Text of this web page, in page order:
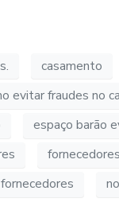
casamento
evitar fraudes no
espaço barão